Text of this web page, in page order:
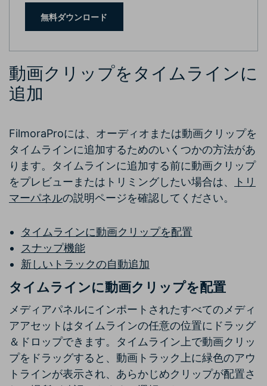
無料ダウンロード
動画クリップをタイムラインに
追加
FilmoraProには、オーディオまたは動画クリップを
タイムラインに追加するためのいくつかの方法があ
ります。タイムラインに追加する前に動画クリップ
をプレビューまたはトリミングしたい場合は、
トリ
マーパネルの説明ページを確認してください。
タイムラインに動画クリップを配置
スナップ機能
新しいトラックの自動追加
タイムラインに動画クリップを配置
メディアパネルにインポートされたすべてのメディ
アアセットはタイムラインの任意の位置にドラッグ
＆ドロップできます。タイムライン上で動画クリッ
プをドラッグすると、動画トラック上に緑色のアウ
トラインが表示され、あらかじめクリップが配置さ